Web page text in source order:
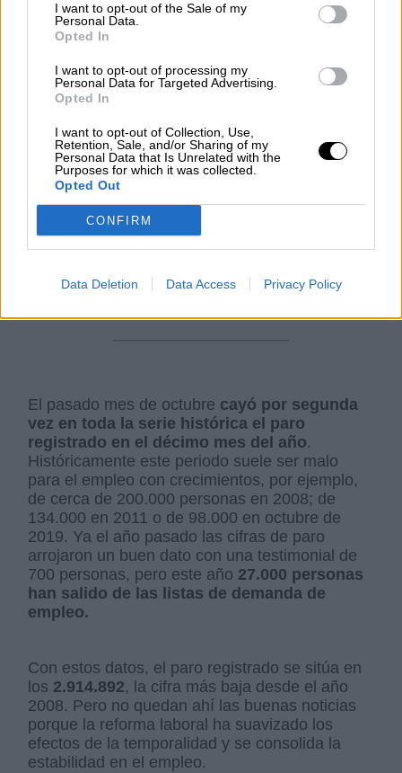
I want to opt-out of the Sale of my
Personal Data.
Opted In
I want to opt-out of processing my
Personal Data for Targeted Advertising.
Opted In
I want to opt-out of Collection, Use,
Retention, Sale, and/or Sharing of my
Personal Data that Is Unrelated with the
Purposes for which it was collected.
Opted Out
CONFIRM
Data Deletion Data Access Privacy Policy
JUEVES, 03 NOVIEMBRE 2022
En octubre se ha producido un descenso del paro de 27.000
El pasado mes de octubre cayó por segunda
vez en toda la serie histórica el paro
registrado en el décimo mes del año.
Históricamente este periodo suele ser malo
para el empleo con crecimientos, por ejemplo,
de cerca de 200.000 personas en 2008; de
134.000 en 2011 o de 98.000 en octubre de
2019. Ya el año pasado las cifras de paro
arrojaron un buen dato con una testimonial de
700 personas, pero este año 27.000 personas
han salido de las listas de demanda de
empleo.
Con estos datos, el paro registrado se sitúa en
los 2.914.892, la cifra más baja desde el año
2008. Pero no quedan ahí las buenas noticias
porque la reforma laboral ha suavizado los
efectos de la temporalidad y se consolida la
estabilidad en el empleo.